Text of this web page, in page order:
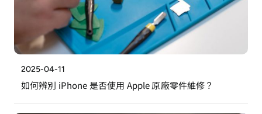
2025-04-11
如何辨別 iPhone 是否使用 Apple 原廠零件維修？